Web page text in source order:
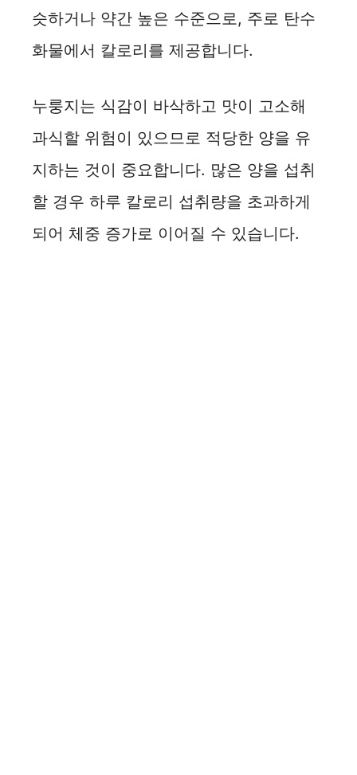
슷하거나 약간 높은 수준으로, 주로 탄수
화물에서 칼로리를 제공합니다.
누룽지는 식감이 바삭하고 맛이 고소해
과식할 위험이 있으므로 적당한 양을 유
지하는 것이 중요합니다. 많은 양을 섭취
할 경우 하루 칼로리 섭취량을 초과하게
되어 체중 증가로 이어질 수 있습니다.